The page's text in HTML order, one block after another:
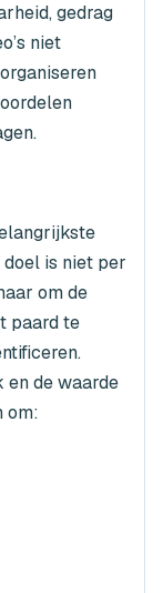
gedrag
niet
is niet per
om de
paard te
en de waarde
om: